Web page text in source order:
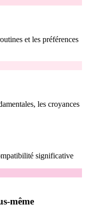
et les préférences
les croyances
significative
même